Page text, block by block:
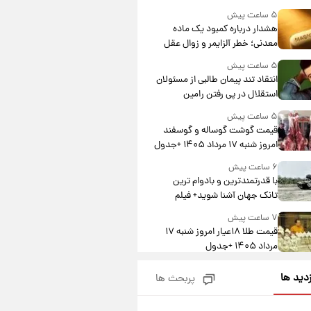
درآمد یوفا
۵ ساعت پیش
هشدار درباره کمبود یک ماده
معدنی؛ خطر آلزایمر و زوال عقل
افزایش می‌یابد؟
۵ ساعت پیش
انتقاد تند پیمان طالبی از مسئولان
استقلال در پی رفتن رامین
رضاییان+ عکس
۵ ساعت پیش
قیمت گوشت گوساله و گوسفند
امروز شنبه ۱۷ مرداد ۱۴۰۵ +جدول
۶ ساعت پیش
با قدرتمندترین و بادوام ترین
تانک جهان آشنا شوید+ فیلم
۷ ساعت پیش
قیمت طلا ۱۸عیار امروز شنبه ۱۷
مرداد ۱۴۰۵ +جدول
قیمت محصولات ایران‌خودرو و
سایپا امروز شنبه ۱۷ مرداد ۱۴۰۵
ها پربحث ها